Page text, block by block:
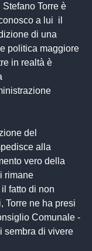
Torre è
a lui il
di una
politica maggiore
in realtà è
del
alla
vero della
rimane
fatto di non
Torre ne ha presi
Comunale -
sembra di vivere